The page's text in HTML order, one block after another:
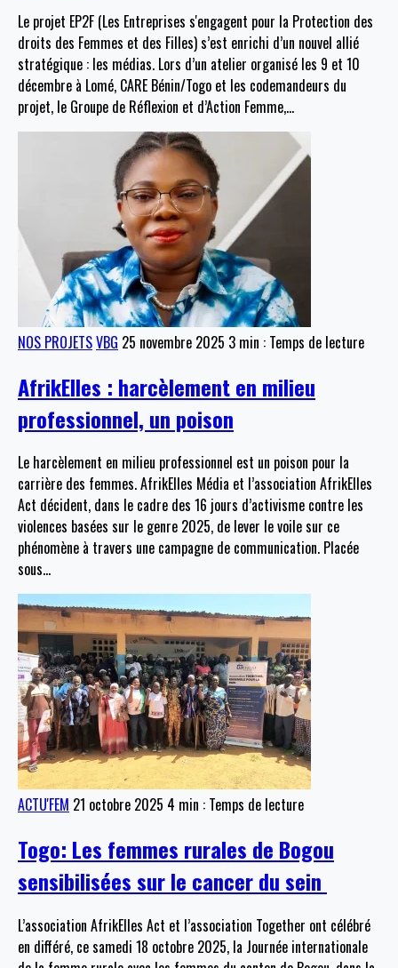
Le projet EP2F (Les Entreprises s'engagent pour la Protection des
droits des Femmes et des Filles) s’est enrichi d’un nouvel allié
stratégique : les médias. Lors d’un atelier organisé les 9 et 10
décembre à Lomé, CARE Bénin/Togo et les codemandeurs du
projet, le Groupe de Réflexion et d’Action Femme,…
NOS PROJETSVBG 25 novembre 2025 3 min : Temps de lecture
AfrikElles : harcèlement en milieu
professionnel, un poison
Le harcèlement en milieu professionnel est un poison pour la
carrière des femmes. AfrikElles Média et l’association AfrikElles
Act décident, dans le cadre des 16 jours d’activisme contre les
violences basées sur le genre 2025, de lever le voile sur ce
phénomène à travers une campagne de communication. Placée
sous…
ACTU'FEM 21 octobre 2025 4 min : Temps de lecture
Togo: Les femmes rurales de Bogou
sensibilisées sur le cancer du sein
L’association AfrikElles Act et l’association Together ont célébré
en différé, ce samedi 18 octobre 2025, la Journée internationale